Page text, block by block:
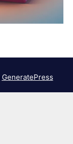
GeneratePress